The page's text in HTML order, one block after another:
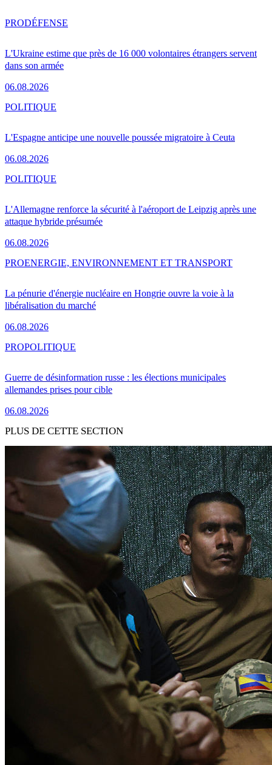
L'Ukraine estime que près de 16 000 volontaires étrangers servent
dans son armée
06.08.2026
PRODÉFENSE
L'Espagne anticipe une nouvelle poussée migratoire à Ceuta
06.08.2026
POLITIQUE
L'Allemagne renforce la sécurité à l'aéroport de Leipzig après une
attaque hybride présumée
06.08.2026
POLITIQUE
La pénurie d'énergie nucléaire en Hongrie ouvre la voie à la
libéralisation du marché
06.08.2026
PROENERGIE, ENVIRONNEMENT ET TRANSPORT
Guerre de désinformation russe : les élections municipales
allemandes prises pour cible
06.08.2026
PROPOLITIQUE
PLUS DE CETTE SECTION